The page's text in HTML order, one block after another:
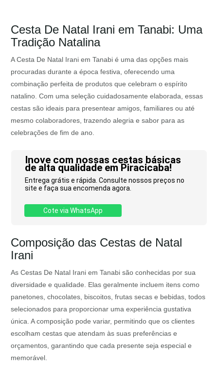
Cesta De Natal Irani em Tanabi: Uma
Tradição Natalina
A Cesta De Natal Irani em Tanabi é uma das opções mais
procuradas durante a época festiva, oferecendo uma
combinação perfeita de produtos que celebram o espírito
natalino. Com uma seleção cuidadosamente elaborada, essas
cestas são ideais para presentear amigos, familiares ou até
mesmo colaboradores, trazendo alegria e sabor para as
celebrações de fim de ano.
Inove com nossas cestas básicas
de alta qualidade em Piracicaba!
Entrega grátis e rápida. Consulte nossos preços no
site e faça sua encomenda agora.
Cote via WhatsApp
Composição das Cestas de Natal
Irani
As Cestas De Natal Irani em Tanabi são conhecidas por sua
diversidade e qualidade. Elas geralmente incluem itens como
panetones, chocolates, biscoitos, frutas secas e bebidas, todos
selecionados para proporcionar uma experiência gustativa
única. A composição pode variar, permitindo que os clientes
escolham cestas que atendam às suas preferências e
orçamentos, garantindo que cada presente seja especial e
memorável.